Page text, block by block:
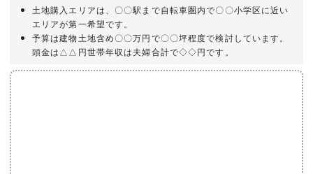
土地購入エリアは、〇〇駅まで自転車圏内で〇〇小学区に近い
エリアが第一希望です。
予算は建物土地含め〇〇万円で〇〇坪程度で検討しています。
頭金は△△円世帯年収は夫婦合計で◇◇円です。